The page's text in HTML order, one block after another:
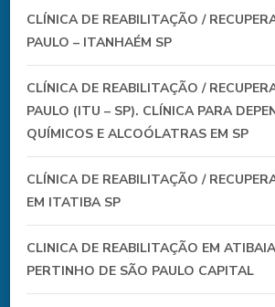
CLÍNICA DE REABILITAÇÃO /
PAULO – ITANHAÉM SP
CLÍNICA DE REABILITAÇÃO /
PAULO (ITU – SP). CLÍNICA PARA
QUÍMICOS E ALCOÓLATRAS EM SP
CLÍNICA DE REABILITAÇÃO /
EM ITATIBA SP
CLINICA DE REABILITAÇÃO EM
PERTINHO DE SÃO PAULO CAPITAL